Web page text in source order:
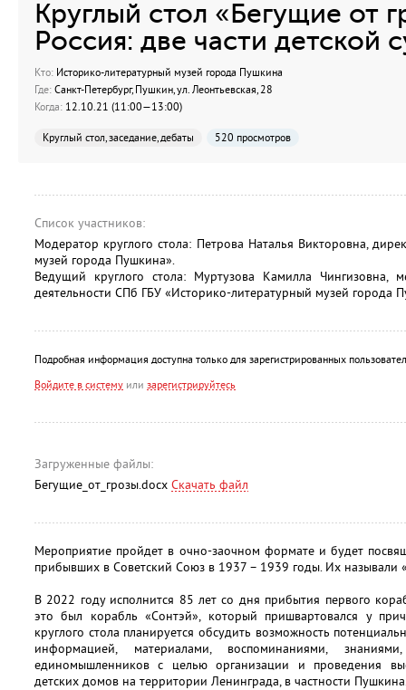
Круглый стол «Бегущие от
Россия: две части детской
Кто: Историко-литературный музей города Пушкина
Где: Санкт-Петербург, Пушкин, ул. Леонтьевская, 28
Когда: 12.10.21 (11:00—13:00)
Круглый стол, заседание, дебаты 520 просмотров
Список участников:
Модератор круглого стола: Петрова Наталья Викторовна,
музей города Пушкина».
Ведущий круглого стола: Муртузова Камилла Чингизовна,
деятельности СПб ГБУ «Историко-литературный музей города
Подробная информация доступна только для зарегистрированных
Войдите в систему или зарегистрируйтесь
Загруженные файлы:
Бегущие_от_грозы.docx Скачать файл
Мероприятие пройдет в очно-заочном формате и будет
прибывших в Советский Союз в 1937 – 1939 годы. Их называли
В 2022 году исполнится 85 лет со дня прибытия первого
это был корабль «Сонтэй», который пришвартовался у
круглого стола планируется обсудить возможность
информацией, материалами, воспоминаниями,
единомышленников с целью организации и проведения
детских домов на территории Ленинграда, в частности